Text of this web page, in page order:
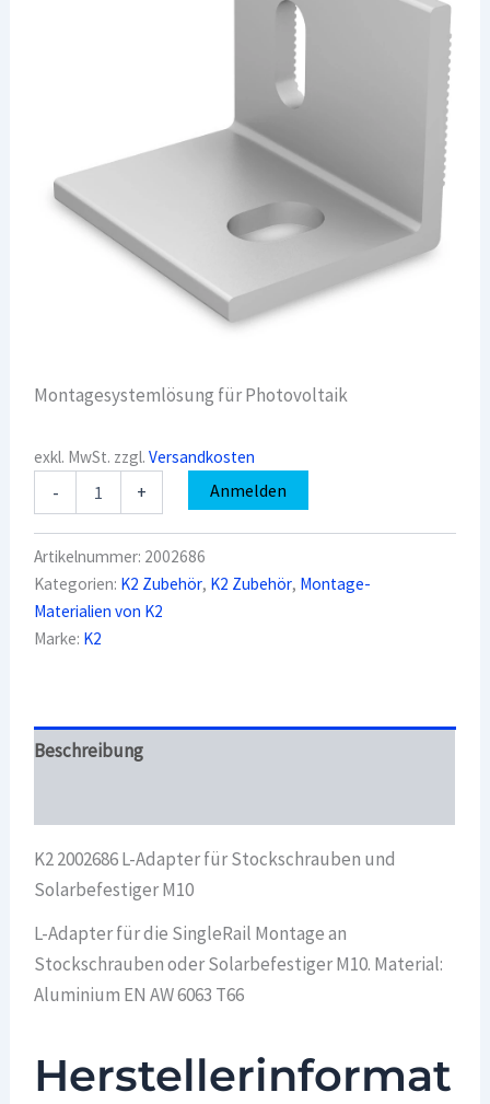
Montagesystemlösung für Photovoltaik
exkl. MwSt. zzgl.Versandkosten
-
2002686
Adapter
für
Stockschrauben
und
Solarbefestiger
+ Anmelden
Artikelnummer: 2002686
Kategorien: K2 Zubehör, K2 Zubehör, Montage-
Materialien von K2
Marke: K2
Beschreibung
K2 2002686 L-Adapter für Stockschrauben und
Solarbefestiger M10
L-Adapter für die SingleRail Montage an
Stockschrauben oder Solarbefestiger M10. Material:
Aluminium EN AW 6063 T66
Herstellerinformat